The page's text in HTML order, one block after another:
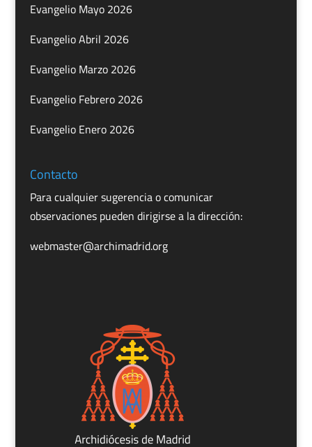
Evangelio Mayo 2026
Evangelio Abril 2026
Evangelio Marzo 2026
Evangelio Febrero 2026
Evangelio Enero 2026
Contacto
Para cualquier sugerencia o comunicar
observaciones pueden dirigirse a la dirección:
webmaster@archimadrid.org